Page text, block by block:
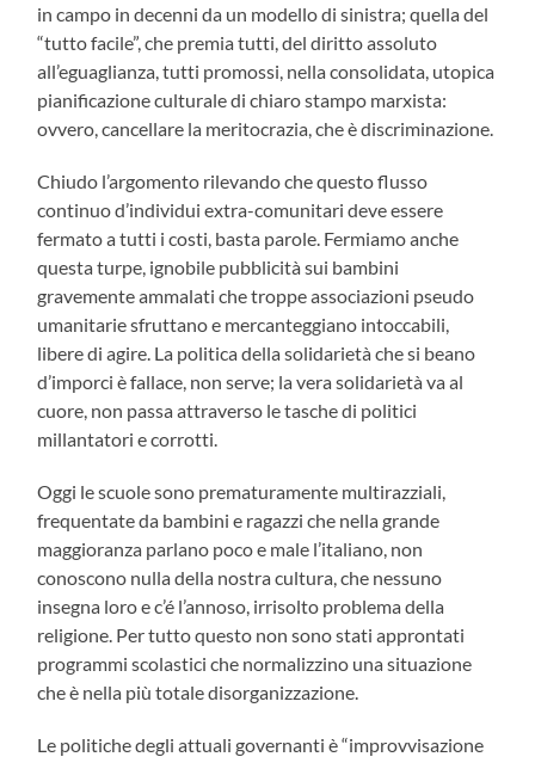
in campo in decenni da un modello di sinistra; quella del
“tutto facile”, che premia tutti, del diritto assoluto
all’eguaglianza, tutti promossi, nella consolidata, utopica
pianificazione culturale di chiaro stampo marxista:
ovvero, cancellare la meritocrazia, che è discriminazione.
Chiudo l’argomento rilevando che questo flusso
continuo d’individui extra-comunitari deve essere
fermato a tutti i costi, basta parole. Fermiamo anche
questa turpe, ignobile pubblicità sui bambini
gravemente ammalati che troppe associazioni pseudo
umanitarie sfruttano e mercanteggiano intoccabili,
libere di agire. La politica della solidarietà che si beano
d’imporci è fallace, non serve; la vera solidarietà va al
cuore, non passa attraverso le tasche di politici
millantatori e corrotti.
Oggi le scuole sono prematuramente multirazziali,
frequentate da bambini e ragazzi che nella grande
maggioranza parlano poco e male l’italiano, non
conoscono nulla della nostra cultura, che nessuno
insegna loro e c’é l’annoso, irrisolto problema della
religione. Per tutto questo non sono stati approntati
programmi scolastici che normalizzino una situazione
che è nella più totale disorganizzazione.
Le politiche degli attuali governanti è “improvvisazione